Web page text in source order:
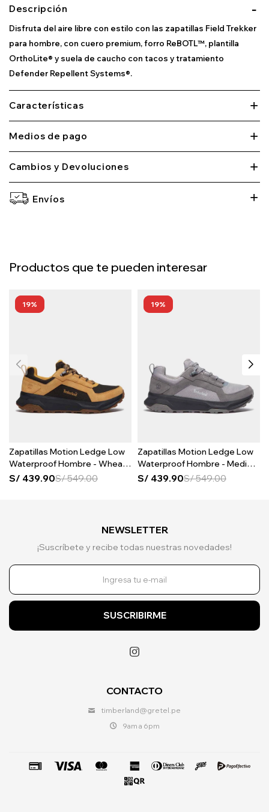
Descripción
Disfruta del aire libre con estilo con las zapatillas Field Trekker
para hombre, con cuero premium, forro ReBOTL™, plantilla
OrthoLite® y suela de caucho con tacos y tratamiento
Defender Repellent Systems®.
Características
Medios de pago
Cambios y Devoluciones
Envíos
Productos que te pueden interesar
19
Zapatillas Motion Ledge Low
Waterproof Hombre - Wheat
Suede
S/ 439.90S/549.00
19
Zapatillas Motion Ledge Low
Waterproof Hombre - Medium
Grey Suede
S/ 439.90S/549.00
CONTACTO
timberland@gretel.pe
9am a 6pm
NEWSLETTER
¡Suscríbete y recibe todas nuestras novedades!
SUSCRIBIRME
